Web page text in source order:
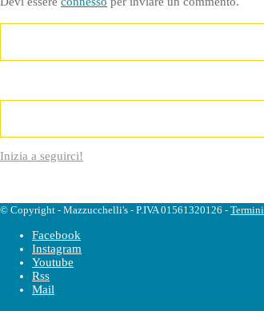
Inizia a seguirci!
© Copyright - Mazzucchelli's - P.IVA 01561320126 -
Facebook
Instagram
Youtube
Rss
Mail